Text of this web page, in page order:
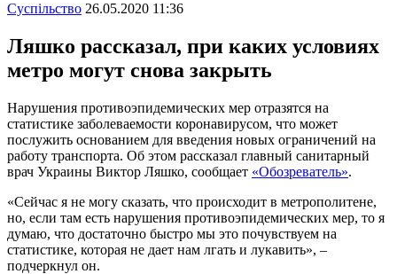
Суспiльство 26.05.2020 11:36
Ляшко рассказал, при каких условиях
метро могут снова закрыть
Нарушения противоэпидемических мер отразятся на
статистике заболеваемости коронавирусом, что может
послужить основанием для введения новых ограничений на
работу транспорта. Об этом рассказал главный санитарный
врач Украины Виктор Ляшко, сообщает «Обозреватель».
«Сейчас я не могу сказать, что происходит в метрополитене,
но, если там есть нарушения противоэпидемических мер, то я
думаю, что достаточно быстро мы это почувствуем на
статистике, которая не дает нам лгать и лукавить», –
подчеркнул он.